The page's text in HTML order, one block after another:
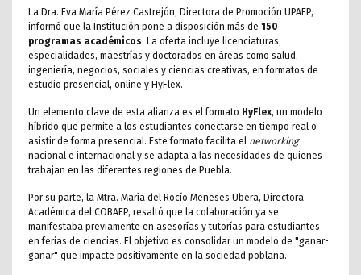
La Dra. Eva María Pérez Castrejón, Directora de Promoción UPAEP,
informó que la Institución pone a disposición más de 150
programas académicos. La oferta incluye licenciaturas,
especialidades, maestrías y doctorados en áreas como salud,
ingeniería, negocios, sociales y ciencias creativas, en formatos de
estudio presencial, online y HyFlex.
Un elemento clave de esta alianza es el formato HyFlex, un modelo
híbrido que permite a los estudiantes conectarse en tiempo real o
asistir de forma presencial. Este formato facilita el networking
nacional e internacional y se adapta a las necesidades de quienes
trabajan en las diferentes regiones de Puebla.
Por su parte, la Mtra. María del Rocío Meneses Ubera, Directora
Académica del COBAEP, resaltó que la colaboración ya se
manifestaba previamente en asesorías y tutorías para estudiantes
en ferias de ciencias. El objetivo es consolidar un modelo de "ganar-
ganar" que impacte positivamente en la sociedad poblana.